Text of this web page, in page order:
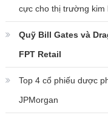
cực cho thị trường kim
Quỹ Bill Gates và
FPT Retail
Top 4 cổ phiếu dược
JPMorgan